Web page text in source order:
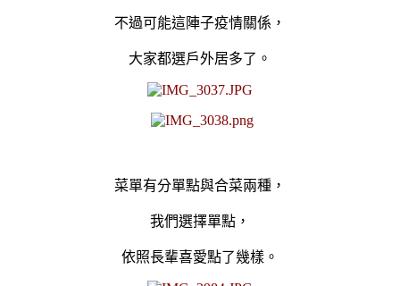
不過可能這陣子疫情關係，
大家都選戶外居多了。
菜單有分單點與合菜兩種，
我們選擇單點，
依照長輩喜愛點了幾樣。